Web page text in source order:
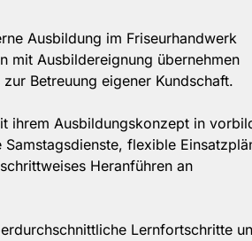
Ausbildung im Friseurhandwerk
mit Ausbildereignung übernehmen
Betreuung eigener Kundschaft.
ihrem Ausbildungskonzept in
flexible
Heranführen an
Lernfortschritte